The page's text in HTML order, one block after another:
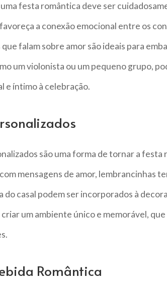
festa romântica deve ser
a conexão emocional entre os
que falam sobre amor são ideais para
um violonista ou um pequeno grupo,
e íntimo à celebração.
são uma forma de tornar a festa
mensagens de amor, lembrancinhas
do casal podem ser incorporados à
criar um ambiente único e memorável,
Romântica